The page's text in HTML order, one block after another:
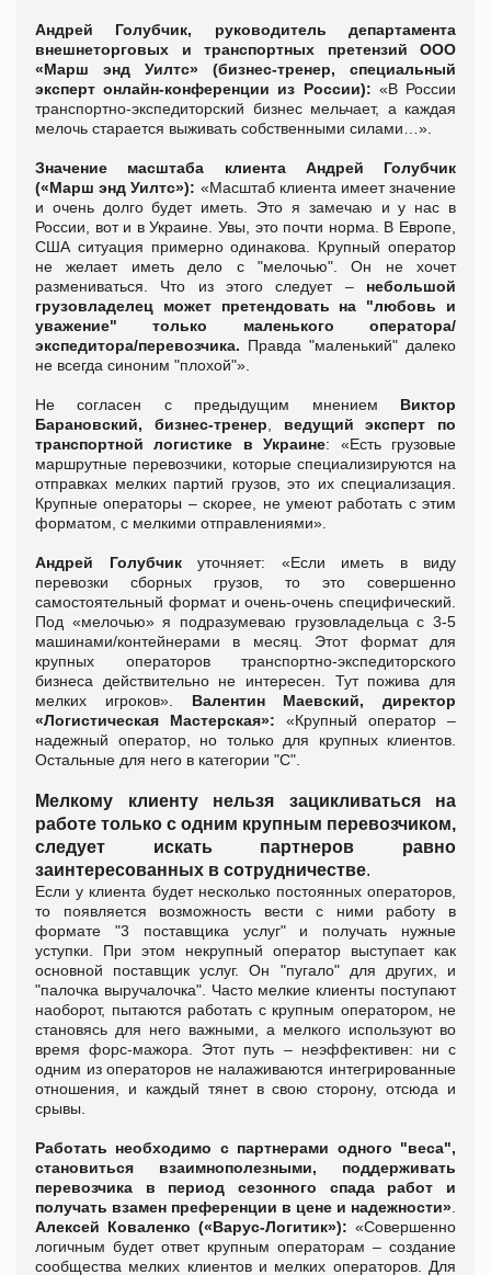
Андрей Голубчик,
руководитель департамента
внешнеторговых и транспортных претензий ООО
«Марш энд Уилтс» (бизнес-тренер, специальный
эксперт онлайн-конференции из России): «В России
транспортно-экспедиторский бизнес мельчает, а каждая
мелочь старается выживать собственными силами…».
Значение масштаба клиента Андрей Голубчик
(«Марш энд Уилтс»): «Масштаб клиента имеет значение
и очень долго будет иметь. Это я замечаю и у нас в
России, вот и в Украине. Увы, это почти норма. В Европе,
США ситуация примерно одинакова. Крупный оператор
не желает иметь дело с "мелочью". Он не хочет
размениваться. Что из этого следует – небольшой
грузовладелец может претендовать на "любовь и
уважение" только маленького оператора/
экспедитора/перевозчика. Правда "маленький" далеко
не всегда синоним "плохой"».
Не согласен с предыдущим мнением Виктор
Барановский,
бизнес-тренер
ведущий эксперт по
транспортной логистике в Украине: «Есть грузовые
маршрутные перевозчики, которые специализируются на
отправках мелких партий грузов, это их специализация.
Крупные операторы – скорее, не умеют работать с этим
форматом, с мелкими отправлениями».
Андрей Голубчикуточняет: «Если иметь в виду
перевозки сборных грузов, то это совершенно
самостоятельный формат и очень-очень специфический.
Под «мелочью» я подразумеваю грузовладельца с 3-5
машинами/контейнерами в месяц. Этот формат для
крупных операторов транспортно-экспедиторского
бизнеса действительно не интересен. Тут пожива для
мелких игроков». Валентин Маевский,
директор
«Логистическая Мастерская»: «Крупный оператор –
надежный оператор, но только для крупных клиентов.
Остальные для него в категории "С".
Мелкому клиенту нельзя зацикливаться на
работе только с одним крупным перевозчиком,
следует искать партнеров равно
заинтересованных в сотрудничестве
Если у клиента будет несколько постоянных операторов,
то появляется возможность вести с ними работу в
формате "3 поставщика услуг" и получать нужные
уступки. При этом некрупный оператор выступает как
основной поставщик услуг. Он "пугало" для других, и
"палочка выручалочка". Часто мелкие клиенты поступают
наоборот, пытаются работать с крупным оператором, не
становясь для него важными, а мелкого используют во
время форс-мажора. Этот путь – неэффективен: ни с
одним из операторов не налаживаются интегрированные
отношения, и каждый тянет в свою сторону, отсюда и
срывы.
Работать необходимо с партнерами одного "веса",
становиться взаимнополезными, поддерживать
перевозчика в период сезонного спада работ и
получать взамен преференции в цене и надежности»
Алексей Коваленко («Варус-Логитик»): «Совершенно
логичным будет ответ крупным операторам – создание
сообщества мелких клиентов и мелких операторов. Для